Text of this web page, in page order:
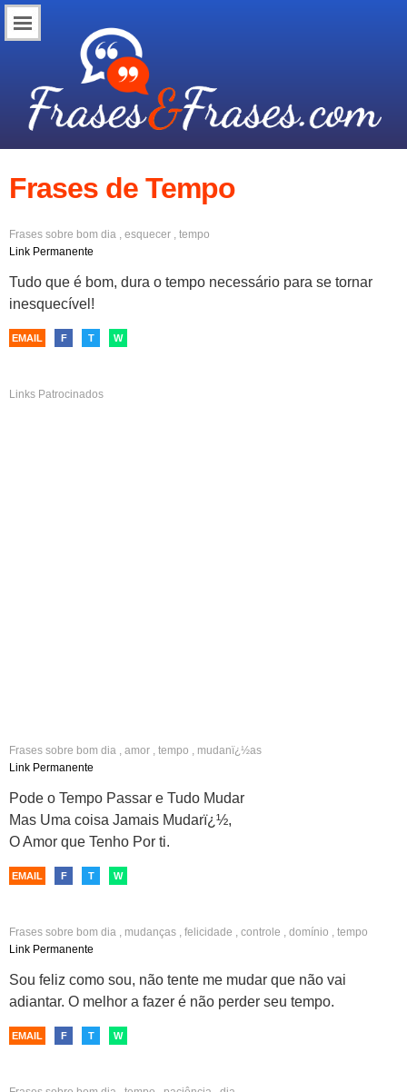
Frases de Tempo
Frases sobre bom dia , esquecer , tempo
Link Permanente
Tudo que é bom, dura o tempo necessário para se tornar
inesquecível!
EMAIL F T W
Links Patrocinados
Frases sobre bom dia , amor , tempo , mudanï¿½as
Link Permanente
Pode o Tempo Passar e Tudo Mudar
Mas Uma coisa Jamais Mudarï¿½,
O Amor que Tenho Por ti.
EMAIL F T W
Frases sobre bom dia , mudanças , felicidade , controle , domínio , tempo
Link Permanente
Sou feliz como sou, não tente me mudar que não vai
adiantar. O melhor a fazer é não perder seu tempo.
EMAIL F T W